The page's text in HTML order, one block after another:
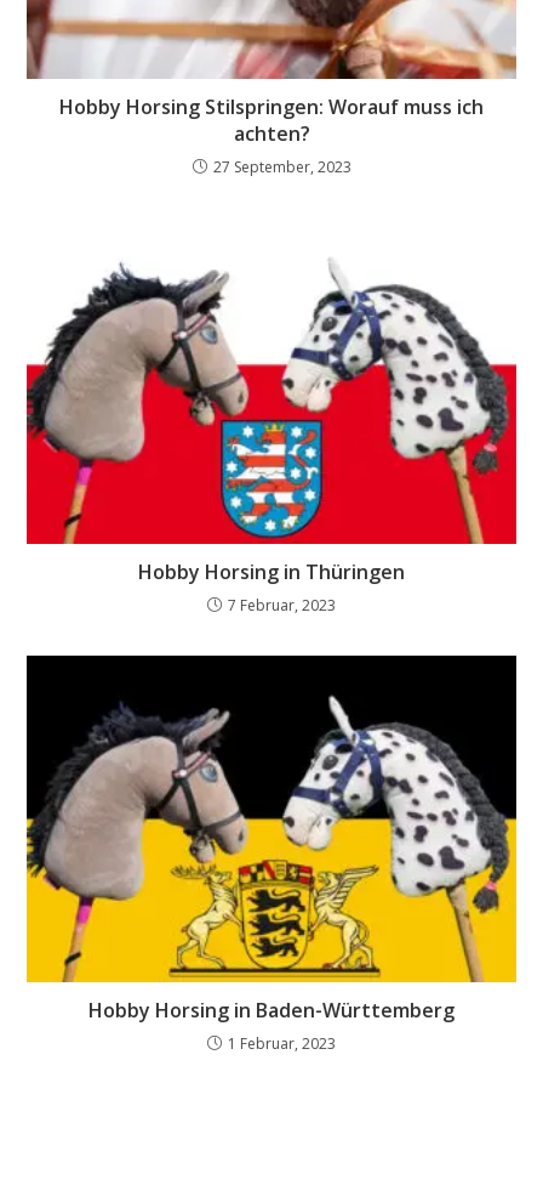
Hobby Horsing Stilspringen: Worauf muss ich
achten?
27 September, 2023
Hobby Horsing in Thüringen
7 Februar, 2023
Hobby Horsing in Baden-Württemberg
1 Februar, 2023